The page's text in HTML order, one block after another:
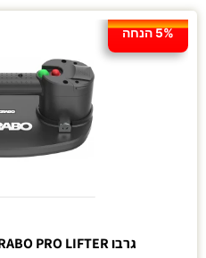
5% הנחה
גרבו GRABO PRO LIFTER ידית הרמה חשמלית